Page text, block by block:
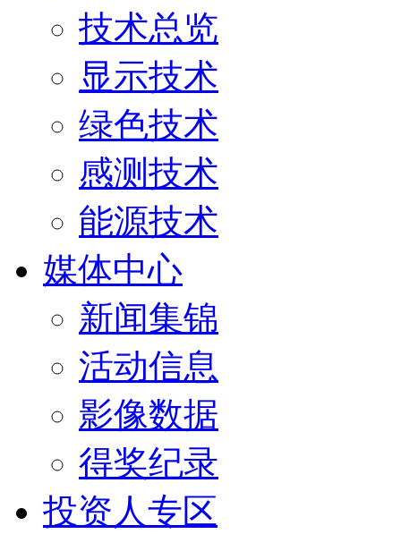
技术总览
显示技术
绿色技术
感测技术
能源技术
媒体中心
新闻集锦
活动信息
影像数据
得奖纪录
投资人专区